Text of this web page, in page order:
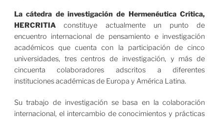
La cátedra de investigación de Hermenéutica Crítica,
HERCRITIAconstituye actualmente un punto de
encuentro internacional de pensamiento e investigación
académicos que cuenta con la participación de cinco
universidades, tres centros de investigación, y más de
cincuenta colaboradores adscritos a diferentes
instituciones académicas de Europa y América Latina.
Su trabajo de investigación se basa en la colaboración
internacional, el intercambio de conocimientos y prácticas